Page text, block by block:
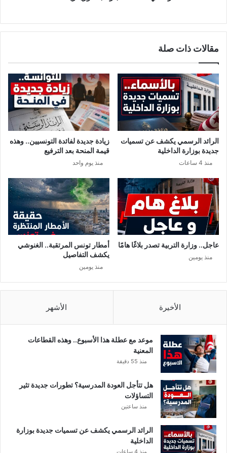
أ
م
س
د
ا
ء
.
.
ا
ل
ب
ا
ل
ر
ي
ر
ي
ا
ض
ة
مقالات ذات صلة
الرائد الرسمي يكشف عن تسميات
جديدة بوزارة الداخلية
منذ 4 ساعات
زيادة جديدة لفائدة التونسيين.. وهذه
قيمة المنحة بعد الترفيع
منذ يوم واحد
عاجل.. وزارة التربية تصدر بلاغًا هامًا
منذ يومين
أمطار تونس المرتقبة.. الغنوشي
يكشف التفاصيل
منذ يومين
الأخيرة الأشهر
موعد مع عطلة هذا الأسبوع.. وهذه القطاعات
المعنية
منذ 55 دقيقة
هل تتأجل العودة المدرسية؟ تطورات جديدة تثير
التساؤلات
منذ ساعتين
الرائد الرسمي يكشف عن تسميات جديدة بوزارة
الداخلية